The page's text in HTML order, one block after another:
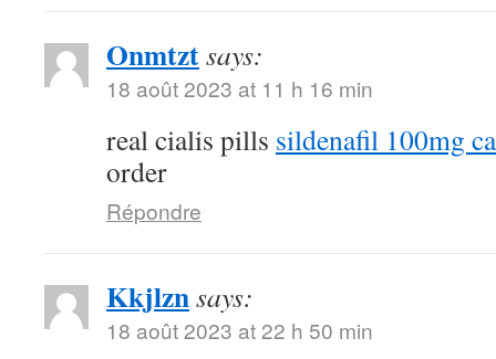
Onmtztsays:
18 août 2023 at 11 h 16 min
real cialis pills sildenafil 100mg
order
Répondre
Kkjlznsays:
18 août 2023 at 22 h 50 min